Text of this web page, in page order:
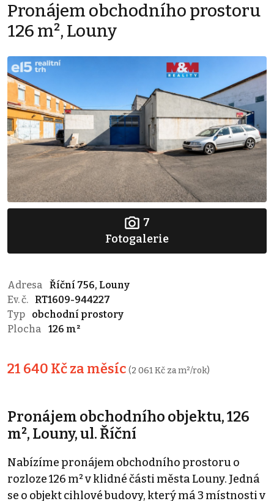
Pronájem obchodního prostoru
126 m², Louny
7
Fotogalerie
Adresa
Říční 756, Louny
Ev. č.
RT1609-944227
Typ
obchodní prostory
Plocha
126 m²
21 640 Kč za měsíc (2 061 Kč za m²/rok)
Pronájem obchodního objektu, 126
m², Louny, ul. Říční
Nabízíme pronájem obchodního prostoru o
rozloze 126 m² v klidné části města Louny. Jedná
se o objekt cihlové budovy, který má 3 místnosti v